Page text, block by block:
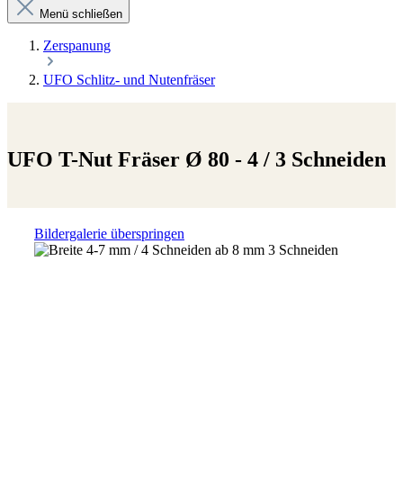
Menü schließen
Zerspanung
UFO Schlitz- und Nutenfräser
UFO T-Nut Fräser Ø 80 - 4 / 3 Schneiden
Bildergalerie überspringen